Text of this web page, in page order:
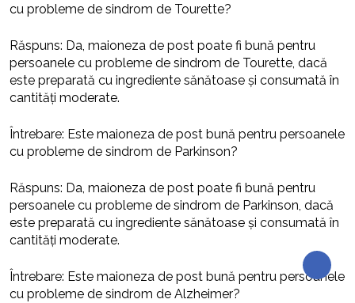
cu probleme de sindrom de Tourette?
Răspuns: Da, maioneza de post poate fi bună pentru
persoanele cu probleme de sindrom de Tourette, dacă
este preparată cu ingrediente sănătoase și consumată în
cantități moderate.
Întrebare: Este maioneza de post bună pentru persoanele
cu probleme de sindrom de Parkinson?
Răspuns: Da, maioneza de post poate fi bună pentru
persoanele cu probleme de sindrom de Parkinson, dacă
este preparată cu ingrediente sănătoase și consumată în
cantități moderate.
Întrebare: Este maioneza de post bună pentru persoanele
cu probleme de sindrom de Alzheimer?